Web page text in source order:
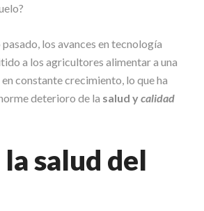
los avances en tecnología
a los agricultores alimentar a una
constante crecimiento, lo que ha
deterioro de la salud ycalidad
la salud del